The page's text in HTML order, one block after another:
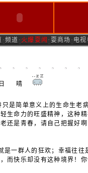
·频道 · 火爆耍闻 · 耍商场 · 电视
日 晴
是简单意义上的生命生老
生命力的旺盛精神，这种
还是青春，请自己把握好啊
一群人的狂欢；幸福往往
而快乐却没有这种境界！